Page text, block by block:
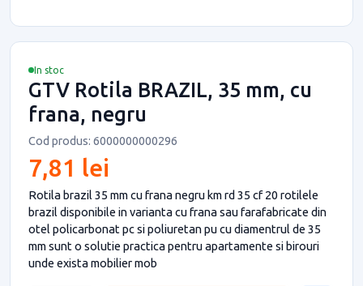
In stoc
GTV Rotila BRAZIL, 35 mm, cu
frana, negru
Cod produs: 6000000000296
7,81 lei
Rotila brazil 35 mm cu frana negru km rd 35 cf 20 rotilele
brazil disponibile in varianta cu frana sau farafabricate din
otel policarbonat pc si poliuretan pu cu diamentrul de 35
mm sunt o solutie practica pentru apartamente si birouri
unde exista mobilier mob